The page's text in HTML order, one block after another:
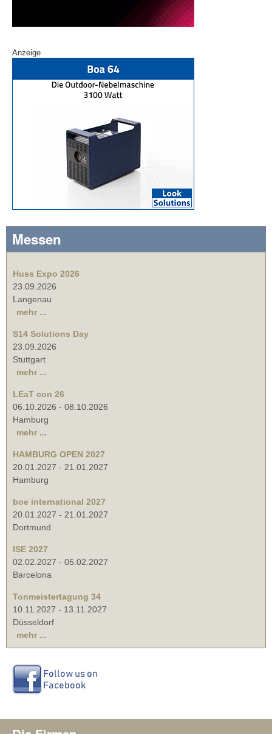
Anzeige
Messen
Huss Expo 2026
23.09.2026
Langenau
mehr ...
S14 Solutions Day
23.09.2026
Stuttgart
mehr ...
LEaT con 26
06.10.2026 - 08.10.2026
Hamburg
mehr ...
HAMBURG OPEN 2027
20.01.2027 - 21.01.2027
Hamburg
boe international 2027
20.01.2027 - 21.01.2027
Dortmund
ISE 2027
02.02.2027 - 05.02.2027
Barcelona
Tonmeistertagung 34
10.11.2027 - 13.11.2027
Düsseldorf
mehr ...